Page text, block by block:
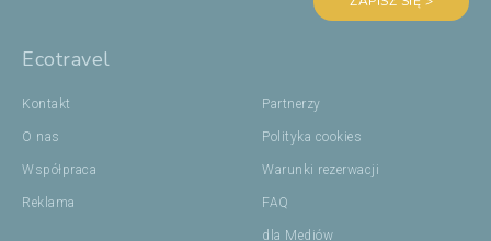
Ecotravel
Kontakt
O nas
Współpraca
Reklama
Partnerzy
Polityka cookies
Warunki rezerwacji
FAQ
dla Mediów